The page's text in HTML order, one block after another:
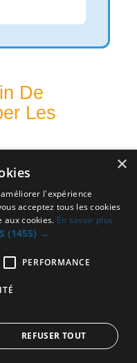
De
Les
1 mois avant
complet
(3)
inspection
clients
×
l'expérience
acceptez tous les cookies
aux cookies. En savoir plus
(1455) →
PERFORMANCE
REFUSER TOUT